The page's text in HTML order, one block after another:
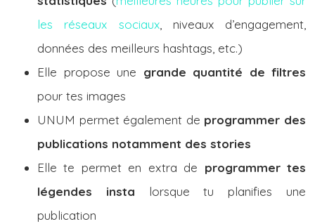
les réseaux sociaux, niveaux d’engagement,
données des meilleurs hashtags, etc.)
Elle propose une grande quantité de filtres
pour tes images
UNUM permet également de programmer des
publications notamment des stories
Elle te permet en extra de programmer tes
légendes insta lorsque tu planifies une
publication